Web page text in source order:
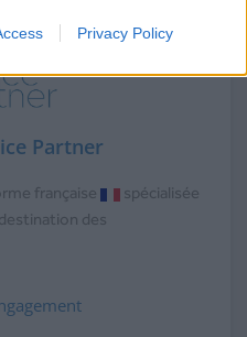
Privacy Policy
Partner
française
spécialisée
des